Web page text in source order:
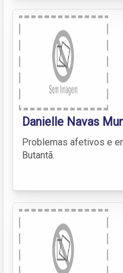
Danielle Navas
Problemas afetivos e
Butantã.